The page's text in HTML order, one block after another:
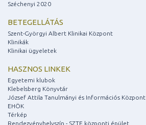
Széchenyi 2020
BETEGELLÁTÁS
Szent-Györgyi Albert Klinikai Központ
Klinikák
Klinikai ügyeletek
HASZNOS LINKEK
Egyetemi klubok
Klebelsberg Könyvtár
József Attila Tanulmányi és Információs Központ
EHÖK
Térkép
Rendezvényhelyszín - SZTE központi épület